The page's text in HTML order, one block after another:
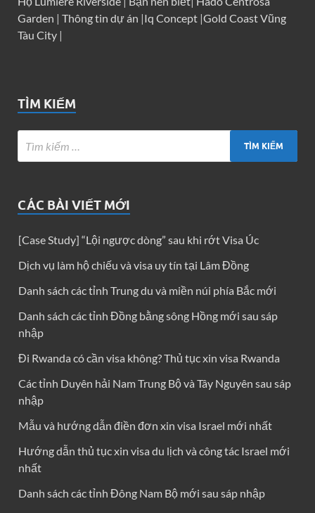
Garden | Thông tin dự án |Iq Concept |Gold Coast Vũng
Tàu City |
TÌM KIẾM
CÁC BÀI VIẾT MỚI
[Case Study] “Lội ngược dòng” sau khi rớt Visa Úc
Dịch vụ làm hộ chiếu và visa uy tín tại Lâm Đồng
Danh sách các tỉnh Trung du và miền núi phía Bắc mới
Danh sách các tỉnh Đồng bằng sông Hồng mới sau sáp
nhập
Đi Rwanda có cần visa không? Thủ tục xin visa Rwanda
Các tỉnh Duyên hải Nam Trung Bộ và Tây Nguyên sau sáp
nhập
Mẫu và hướng dẫn điền đơn xin visa Israel mới nhất
Hướng dẫn thủ tục xin visa du lịch và công tác Israel mới
nhất
Danh sách các tỉnh Đông Nam Bộ mới sau sáp nhập